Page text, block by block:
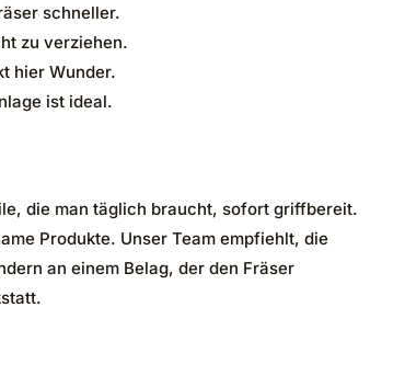
schneller.
zu verziehen.
hier Wunder.
ist ideal.
die man täglich braucht, sofort griffbereit.
Produkte. Unser Team empfiehlt, die
an einem Belag, der den Fräser